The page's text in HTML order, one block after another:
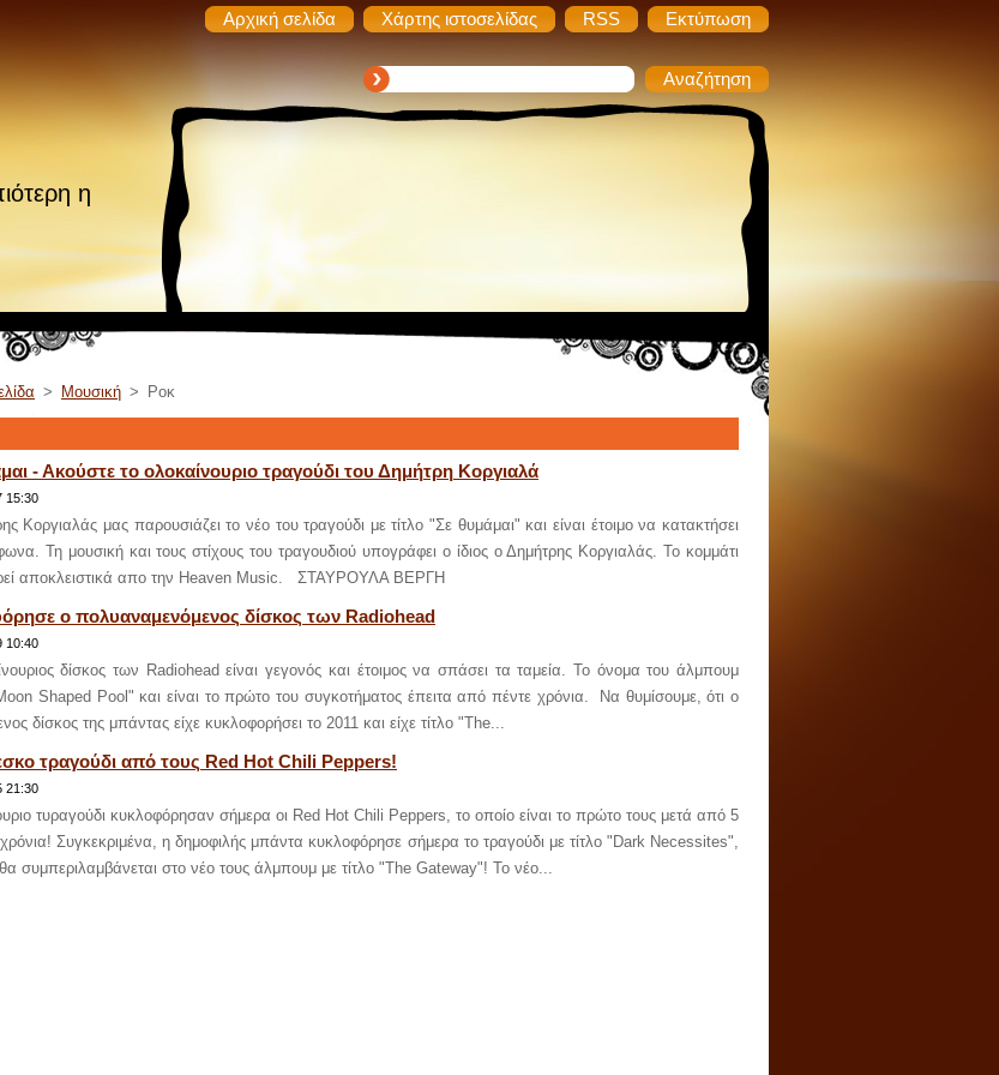
Αρχική σελίδα Χάρτης ιστοσελίδας RSS Εκτύπωση
η
> Μουσική > Ροκ
- Ακούστε το ολοκαίνουριο τραγούδι του Δημήτρη Κοργιαλά
15:30
Κοργιαλάς μας παρουσιάζει το νέο του τραγούδι με τίτλο "Σε θυμάμαι" και είναι έτοιμο να κατακτήσει
Τη μουσική και τους στίχους του τραγουδιού υπογράφει ο ίδιος ο Δημήτρης Κοργιαλάς. Το κομμάτι
αποκλειστικά απο την Heaven Music. ΣΤΑΥΡΟΥΛΑ ΒΕΡΓΗ
ο πολυαναμενόμενος δίσκος των Radiohead
10:40
δίσκος των Radiohead είναι γεγονός και έτοιμος να σπάσει τα ταμεία. Το όνομα του άλμπουμ
Shaped Pool" και είναι το πρώτο του συγκοτήματος έπειτα από πέντε χρόνια. Να θυμίσουμε, ότι ο
δίσκος της μπάντας είχε κυκλοφορήσει το 2011 και είχε τίτλο "The...
τραγούδι από τους Red Hot Chili Peppers!
21:30
τυραγούδι κυκλοφόρησαν σήμερα οι Red Hot Chili Peppers, το οποίο είναι το πρώτο τους μετά από 5
Συγκεκριμένα, η δημοφιλής μπάντα κυκλοφόρησε σήμερα το τραγούδι με τίτλο "Dark Necessites",
συμπεριλαμβάνεται στο νέο τους άλμπουμ με τίτλο "The Gateway"! Το νέο...